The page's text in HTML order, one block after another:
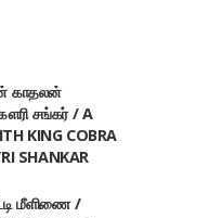
காதலன்
சங்கர் / A
KING COBRA
SHANKAR
மீளிணை /